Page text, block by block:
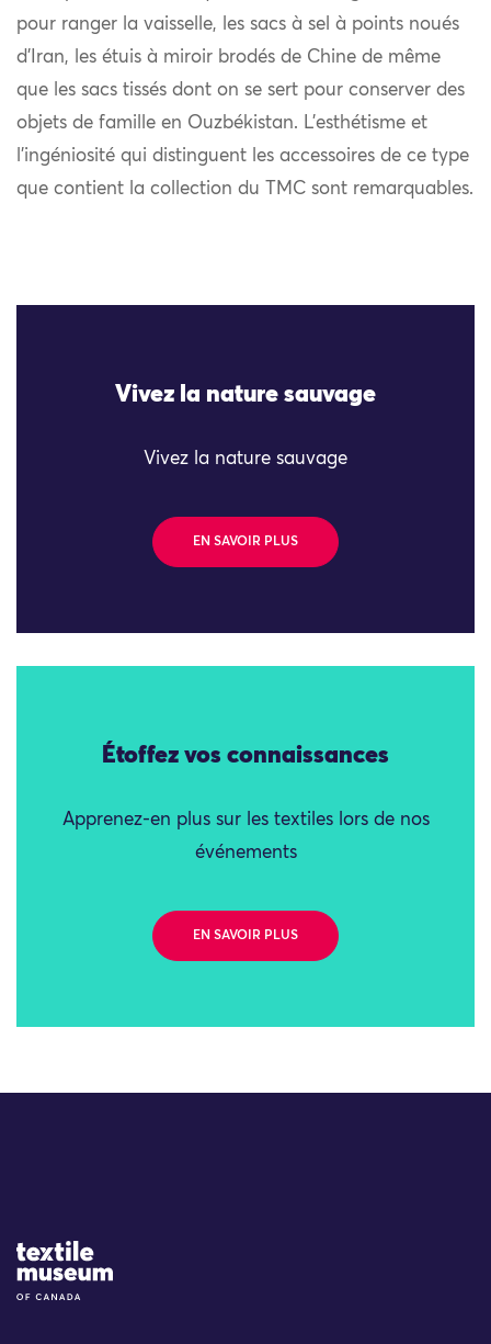
pour ranger la vaisselle, les sacs à sel à points noués
d’Iran, les étuis à miroir brodés de Chine de même
que les sacs tissés dont on se sert pour conserver des
objets de famille en Ouzbékistan. L’esthétisme et
l’ingéniosité qui distinguent les accessoires de ce type
que contient la collection du TMC sont remarquables.
Vivez la nature sauvage
Vivez la nature sauvage
EN SAVOIR PLUS
Étoffez vos connaissances
Apprenez-en plus sur les textiles lors de nos
événements
EN SAVOIR PLUS
Site Logo